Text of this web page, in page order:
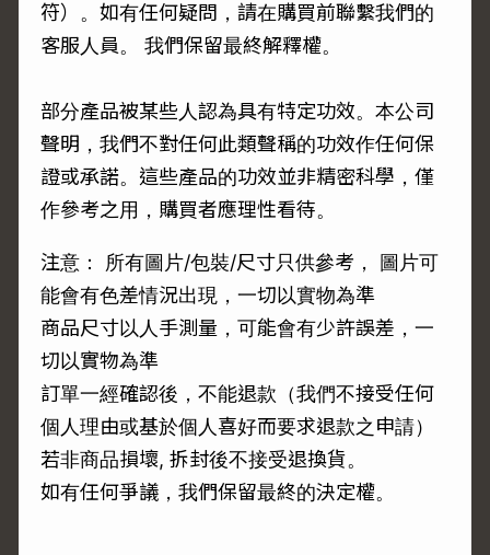
符）。如有任何疑問，請在購買前聯繫我們的
客服人員。 我們保留最終解釋權。
部分產品被某些人認為具有特定功效。本公司
聲明，我們不對任何此類聲稱的功效作任何保
證或承諾。這些產品的功效並非精密科學，僅
作參考之用，購買者應理性看待。
注意： 所有圖片/包裝/尺寸只供參考， 圖片可
能會有色差情況出現，一切以實物為準
商品尺寸以人手測量，可能會有少許誤差，一
切以實物為準
訂單一經確認後，不能退款（我們不接受任何
個人理由或基於個人喜好而要求退款之申請）
若非商品損壞, 拆封後不接受退換貨。
如有任何爭議，我們保留最終的決定權。